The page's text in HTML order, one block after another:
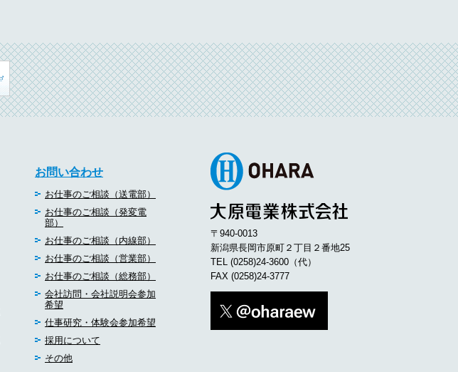
お問い合わせ
お仕事のご相談（送電部）
お仕事のご相談（発変電
部）
お仕事のご相談（内線部）
お仕事のご相談（営業部）
お仕事のご相談（総務部）
会社訪問・会社説明会参加
希望
仕事研究・体験会参加希望
採用について
その他
〒940-0013
新潟県長岡市原町２丁目２番地25
TEL (0258)24-3600 （代）
FAX (0258)24-3777